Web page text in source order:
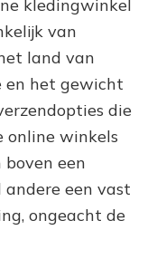
kledingwinkel
van
land van
en het gewicht
die
online winkels
een
een vast
ongeacht de